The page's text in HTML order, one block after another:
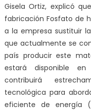
Gisela Ortiz, explicó
fabricación Fosfato de
a la empresa sustituir
que actualmente se
país producir este
estará disponible
contribuirá
tecnológica para
eficiente de energía